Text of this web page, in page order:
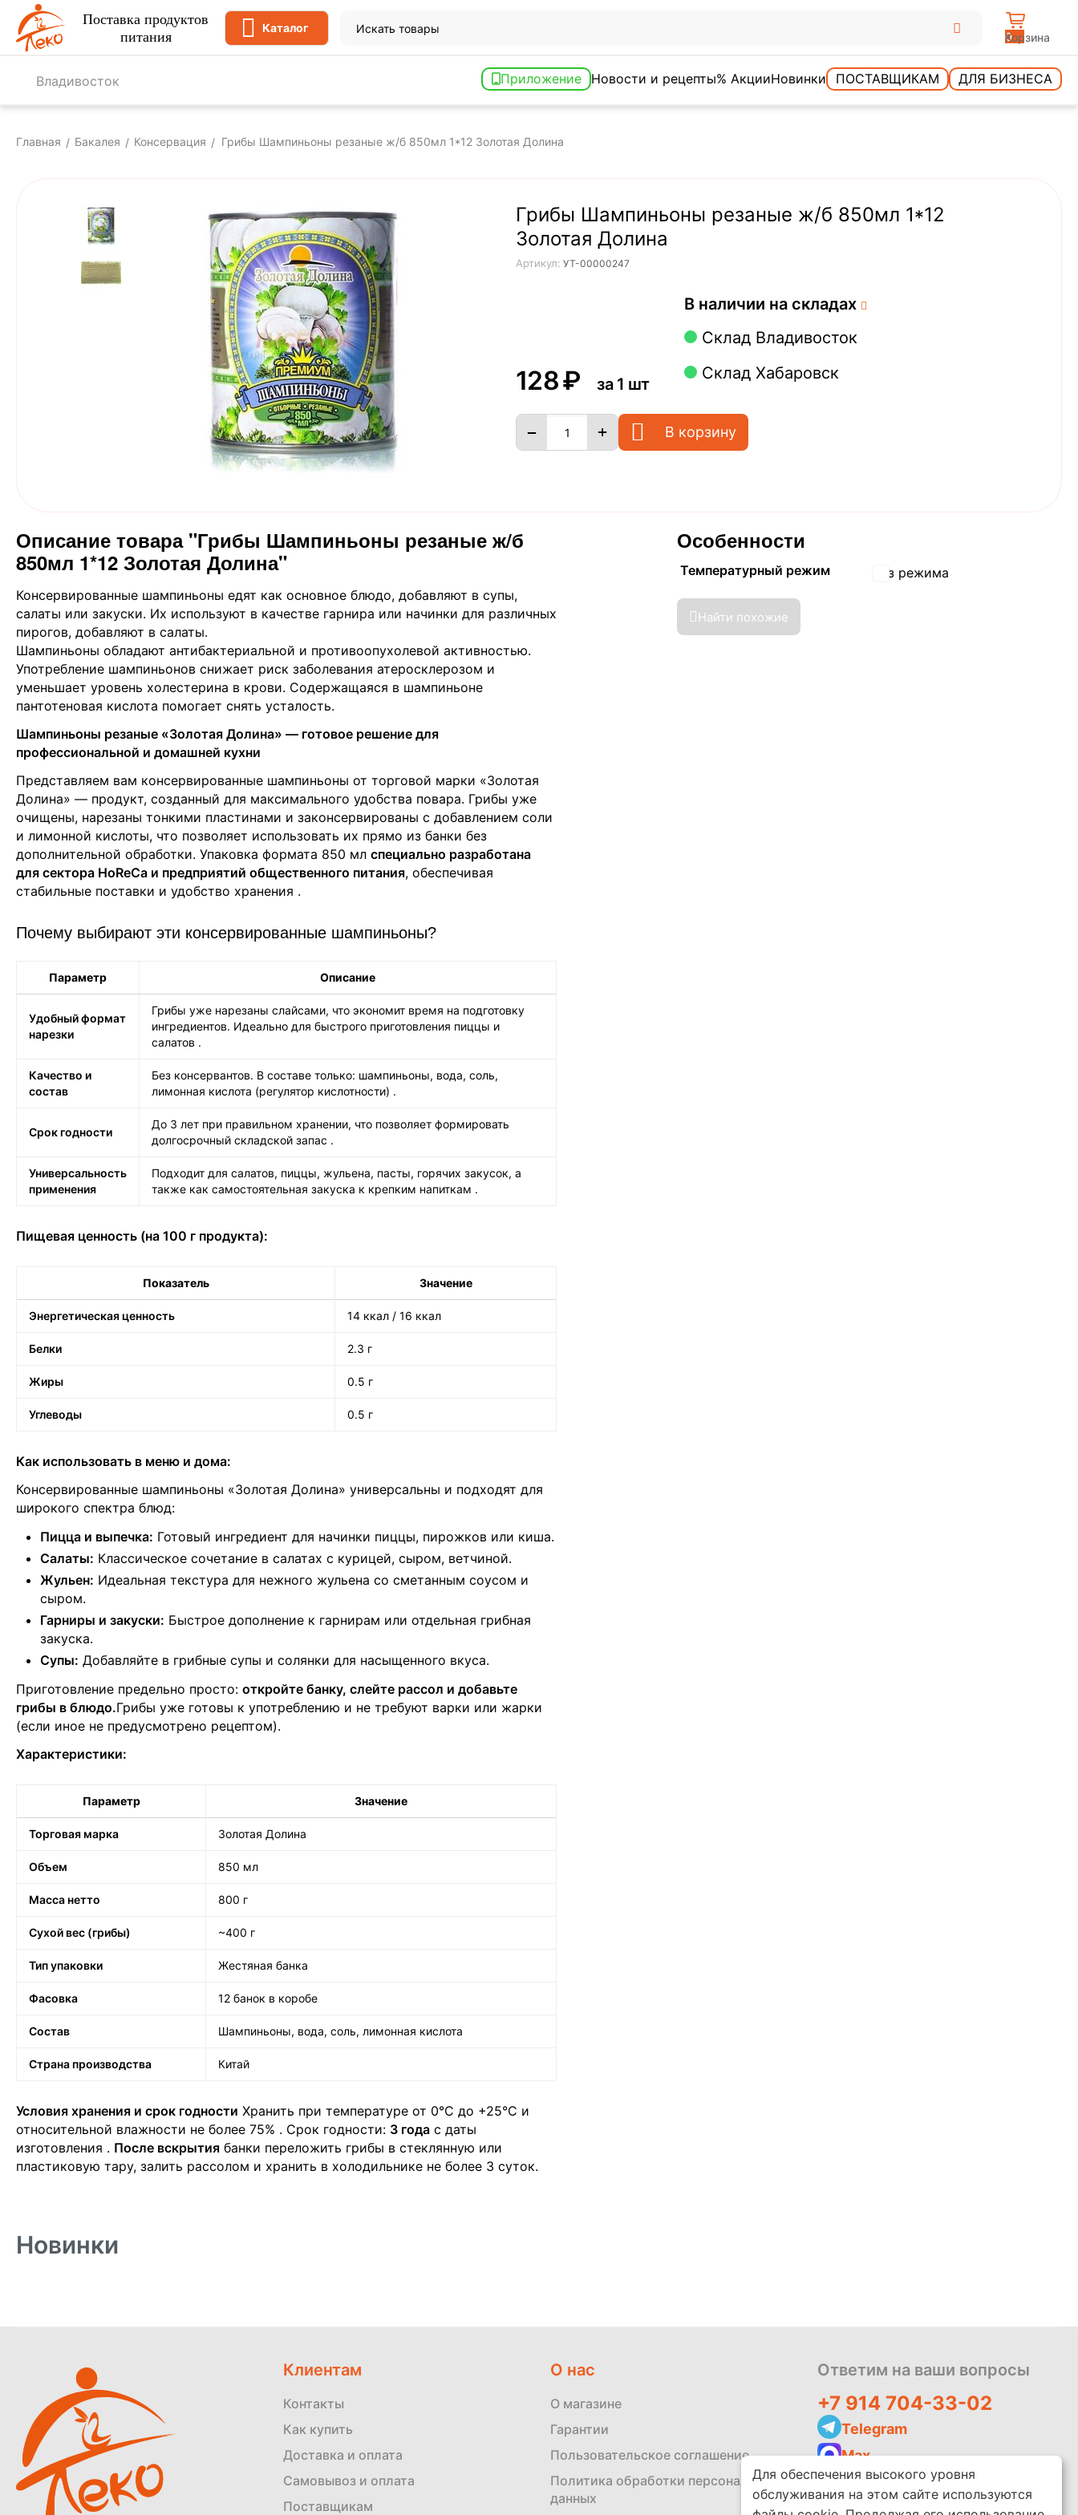
Поставка продуктов
питания
Каталог
0
Корзина
Владивосток Приложение Новости и рецепты% АкцииНовинки ПОСТАВЩИКАМ ДЛЯ БИЗНЕСА
Главная / Бакалея / Консервация / Грибы Шампиньоны резаные ж/б 850мл 1*12 Золотая Долина
Грибы Шампиньоны резаные ж/б 850мл 1*12
Золотая Долина
Артикул: УТ-00000247
‍128‍₽ за 1 шт
В наличии на складах
Склад Владивосток
Склад Хабаровск
+
− В корзину
Описание товара "Грибы Шампиньоны резаные ж/б
850мл 1*12 Золотая Долина"
Консервированные шампиньоны едят как основное блюдо, добавляют в супы,
салаты или закуски. Их используют в качестве гарнира или начинки для различных
пирогов, добавляют в салаты.
Шампиньоны обладают антибактериальной и противоопухолевой активностью.
Употребление шампиньонов снижает риск заболевания атеросклерозом и
уменьшает уровень холестерина в крови. Содержащаяся в шампиньоне
пантотеновая кислота помогает снять усталость.
Шампиньоны резаные «Золотая Долина» — готовое решение для
профессиональной и домашней кухни
Представляем вам консервированные шампиньоны от торговой марки «Золотая
Долина» — продукт, созданный для максимального удобства повара. Грибы уже
очищены, нарезаны тонкими пластинами и законсервированы с добавлением соли
и лимонной кислоты, что позволяет использовать их прямо из банки без
дополнительной обработки. Упаковка формата 850 мл специально разработана
для сектора HoReCa и предприятий общественного питания, обеспечивая
стабильные поставки и удобство хранения .
Почему выбирают эти консервированные шампиньоны?
Параметр Описание
Удобный формат
нарезки
Грибы уже нарезаны слайсами, что экономит время на подготовку
ингредиентов. Идеально для быстрого приготовления пиццы и
салатов .
Качество и
состав
Без консервантов. В составе только: шампиньоны, вода, соль,
лимонная кислота (регулятор кислотности) .
Срок годности
До 3 лет при правильном хранении, что позволяет формировать
долгосрочный складской запас .
Универсальность
применения
Подходит для салатов, пиццы, жульена, пасты, горячих закусок, а
также как самостоятельная закуска к крепким напиткам .
Пищевая ценность (на 100 г продукта):
Показатель Значение
Энергетическая ценность 14 ккал / 16 ккал
Белки 2.3 г
Жиры 0.5 г
Углеводы 0.5 г
Как использовать в меню и дома:
Консервированные шампиньоны «Золотая Долина» универсальны и подходят для
широкого спектра блюд:
Пицца и выпечка: Готовый ингредиент для начинки пиццы, пирожков или киша.
Салаты: Классическое сочетание в салатах с курицей, сыром, ветчиной.
Жульен: Идеальная текстура для нежного жульена со сметанным соусом и
сыром.
Гарниры и закуски: Быстрое дополнение к гарнирам или отдельная грибная
закуска.
Супы: Добавляйте в грибные супы и солянки для насыщенного вкуса.
Приготовление предельно просто: откройте банку, слейте рассол и добавьте
грибы в блюдо.Грибы уже готовы к употреблению и не требуют варки или жарки
(если иное не предусмотрено рецептом).
Характеристики:
Параметр Значение
Торговая марка Золотая Долина
Объем 850 мл
Масса нетто 800 г
Сухой вес (грибы) ~400 г
Тип упаковки Жестяная банка
Фасовка 12 банок в коробе
Состав Шампиньоны, вода, соль, лимонная кислота
Страна производства Китай
Условия хранения и срок годности Хранить при температуре от 0°С до +25°С и
относительной влажности не более 75% . Срок годности: 3 года с даты
изготовления . После вскрытия банки переложить грибы в стеклянную или
пластиковую тару, залить рассолом и хранить в холодильнике не более 3 суток.
Особенности
Температурный режим Без режима
Найти похожие
Новинки
Клиентам
Контакты
Как купить
Доставка и оплата
Самовывоз и оплата
Поставщикам
О нас
О магазине
Гарантии
Пользовательское соглашение
Политика обработки персональных
данных
Ответим на ваши вопросы
+7 914 704-33-02
Telegram
Max
zakaz@leko.market
Написать отзыв
Для обеспечения высокого уровня
обслуживания на этом сайте используются